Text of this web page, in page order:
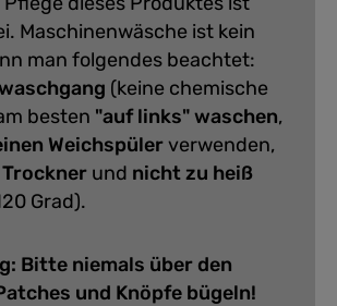
Maschinenwäsche ist kein
man folgendes beachtet:
(keine chemische
besten "auf links" waschen,
Weichspülerverwenden,
und nicht zu heiß
Grad).
Bitte niemals über den
und Knöpfe bügeln!